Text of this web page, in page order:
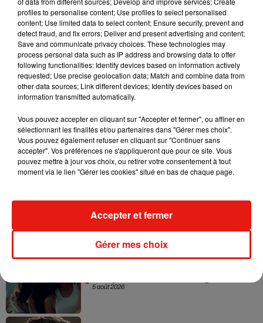
7 août 2026
Madonna sort enfin le remix de « Love
Sensation » avec Kylie Minogue
7 août 2026
dansant de l’année
collaboration tant attendue
5 août 2026
profiles to personalise content; Use profiles to select personalised
content; Use limited data to select content; Ensure security, prevent and
detect fraud, and fix errors; Deliver and present advertising and content;
Save and communicate privacy choices. These technologies may
process personal data such as IP address and browsing data to offer
following functionalities: Identify devices based on information actively
requested; Use precise geolocation data; Match and combine data from
other data sources; Link different devices; Identify devices based on
information transmitted automatically.
Vous pouvez accepter en cliquant sur "Accepter et fermer", ou affiner en
sélectionnant les finalités et/ou partenaires dans "Gérer mes choix".
Vous pouvez également refuser en cliquant sur "Continuer sans
accepter". Vos préférences ne s'appliqueront que pour ce site. Vous
pouvez mettre à jour vos choix, ou retirer votre consentement à tout
moment via le lien "Gérer les cookies" situé en bas de chaque page.
Gérer mes choix
Accepter et fermer